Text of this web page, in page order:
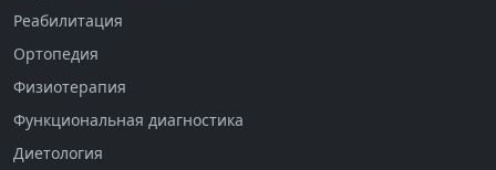
Реабилитация
Ортопедия
Физиотерапия
Функциональная диагностика
Диетология